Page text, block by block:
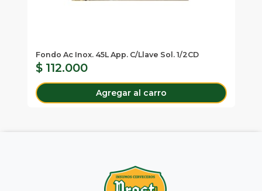
Fondo Ac Inox. 45L App. C/Llave Sol. 1/2CD
$ 112.000
Agregar al carro